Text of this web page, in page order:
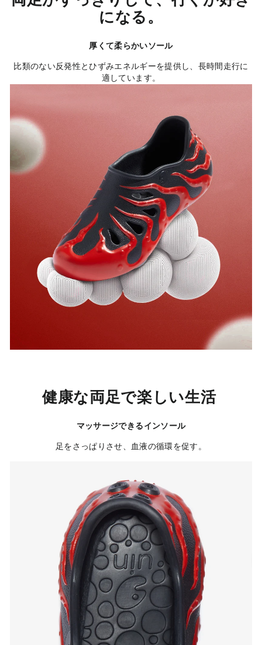
になる。
厚くて柔らかいソール
比類のない反発性とひずみエネルギーを提供し、長時間走行に
適しています。
健康な両足で楽しい生活
マッサージできるインソール
足をさっぱりさせ、血液の循環を促す。